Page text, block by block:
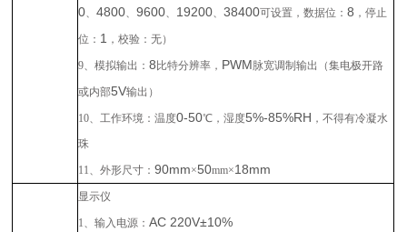
0、4800、9600、 19200、38400可设置，数据位 ：8 ，停止
位 ： 1 ，校验 ：无）
9、模拟输出：8 比特分辨率 ， PWM 脉宽调制输出（集电极开路
或内部5V输出）
10、工作环境：温度0-50℃，湿度5%-85%RH ，不得有冷凝水
珠
11、外形尺寸：90mm×50mm×18mm
显示仪
1、输入电源：AC 220V±10%